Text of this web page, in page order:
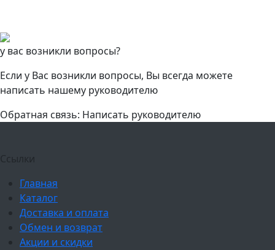
у вас возникли вопросы?
Если у Вас возникли вопросы, Вы всегда можете
написать нашему руководителю
Обратная связь: Написать руководителю
Ссылки
Главная
Каталог
Доставка и оплата
Обмен и возврат
Акции и скидки